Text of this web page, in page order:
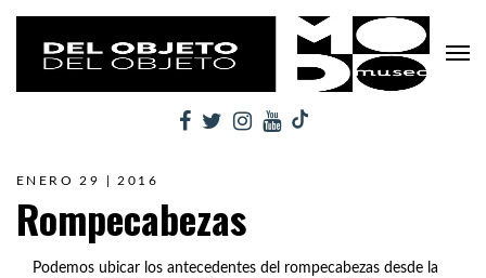
ENERO 29 | 2016
Rompecabezas
Podemos ubicar los antecedentes del rompecabezas desde la